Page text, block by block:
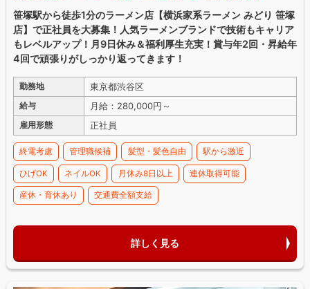
笹塚駅から徒歩1分のラーメン店【横浜家系ラーメン みどり 笹塚
店】で正社員を大募集！人気ラーメンブランドで技術もキャリア
もレベルアップ！月9日休み＆福利厚生充実！賞与年2回・昇給年
4回で頑張りがしっかり返ってきます！
勤務地 東京都渋谷区
給与 月給：280,000円～
雇用形態 正社員
終電考慮 管理職候補 髪型・髪色自由 駅から激近
ひげOK ネイルOK 月休み8日以上 連休取得可能
産休・育休あり 交通費全額支給
詳しく見る